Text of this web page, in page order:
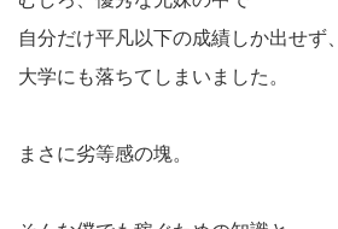
自分だけ平凡以下の成績しか出せず、
大学にも落ちてしまいました。
まさに劣等感の塊。